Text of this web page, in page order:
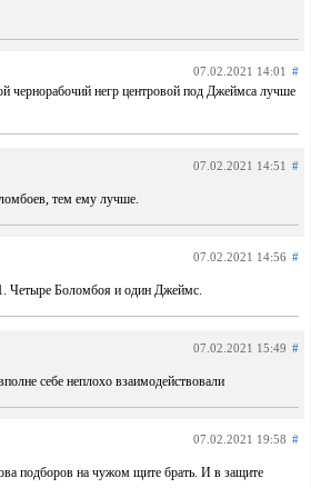
07.02.2021 14:01 #
чернорабочий негр центровой под Джеймса лучше
07.02.2021 14:51 #
тем ему лучше.
07.02.2021 14:56 #
Четыре Боломбоя и один Джеймс.
07.02.2021 15:49 #
себе неплохо взаимодействовали
07.02.2021 19:58 #
подборов на чужом щите брать. И в защите